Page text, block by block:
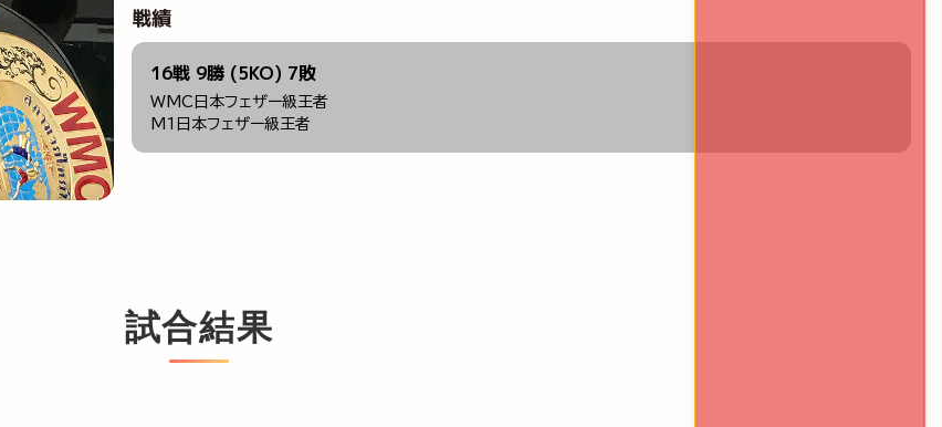
戦績
16戦 9勝 (5KO) 7敗
WMC日本フェザー級王者
M1日本フェザー級王者
試合結果